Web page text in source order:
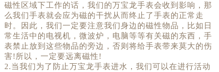
磁性区域下工作的话，我们的万宝龙手表会收到影响，那
么我们手表就会应为磁的干扰从而终止了手表的正常走
时。因此，我们一定要注意我们身边的磁性物品，比如日
常生活中的电视机，微波炉，电脑等等有关磁的东西，手
表禁止放到这些物品的旁边，否则将给手表带来莫大的伤
害!所以，一定要远离磁性!
2.当我们为了防止万宝龙手表进水，我们可以在进行活动